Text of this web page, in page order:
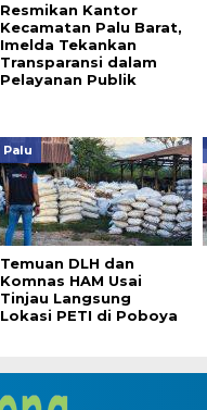
Resmikan Kantor
Kecamatan Palu Barat,
Imelda Tekankan
Transparansi dalam
Pelayanan Publik
Palu
Temuan DLH dan
Komnas HAM Usai
Tinjau Langsung
Lokasi PETI di Poboya